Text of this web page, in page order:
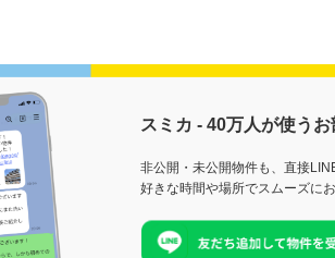
スミカ - 40万人が使う
非公開・未公開物件も、直接
好きな時間や場所でスムーズに